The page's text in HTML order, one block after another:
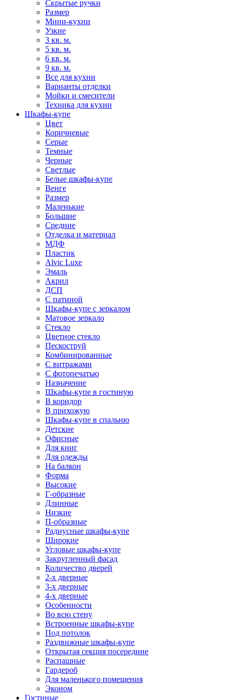
Скрытые ручки
Размер
Мини-кухни
Узкие
3 кв. м.
5 кв. м.
6 кв. м.
9 кв. м.
Все для кухни
Варианты отделки
Мойки и смесители
Техника для кухни
Шкафы-купе
Цвет
Коричневые
Серые
Темные
Черные
Светлые
Белые шкафы-купе
Венге
Размер
Маленькие
Большие
Средние
Отделка и материал
МДФ
Пластик
Alvic Luxe
Эмаль
Акрил
ДСП
С патиной
Шкафы-купе с зеркалом
Матовое зеркало
Стекло
Цветное стекло
Пескоструй
Комбинированные
С витражами
С фотопечатью
Назначение
Шкафы-купе в гостиную
В коридор
В прихожую
Шкафы-купе в спальню
Детские
Офисные
Для книг
Для одежды
На балкон
Форма
Высокие
Г-образные
Длинные
Низкие
П-образные
Радиусные шкафы-купе
Широкие
Угловые шкафы-купе
Закругленный фасад
Количество дверей
2-х дверные
3-х дверные
4-х дверные
Особенности
Во всю стену
Встроенные шкафы-купе
Под потолок
Раздвижные шкафы-купе
Открытая секция посередине
Распашные
Гардероб
Для маленького помещения
Эконом
Гостиные